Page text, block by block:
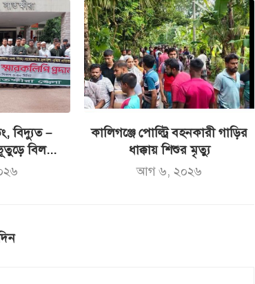
বিদ্যুত –
বিল...
কালিগঞ্জে পোল্ট্রি বহনকারী গাড়ির
ধাক্কায় শিশুর মৃত্যু
আগ ৬, ২০২৬